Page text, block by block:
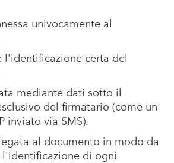
univocamente al
l'identificazione certa del
mediante dati sotto il
del firmatario (come un
inviato via SMS).
al documento in modo da
l'identificazione di ogni